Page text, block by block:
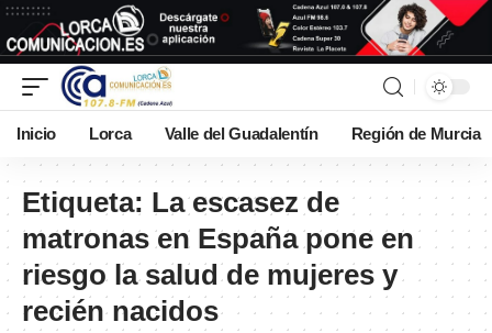
Inicio Lorca Valle del Guadalentín Región de Murcia
Etiqueta: La escasez de
matronas en España pone en
riesgo la salud de mujeres y
recién nacidos